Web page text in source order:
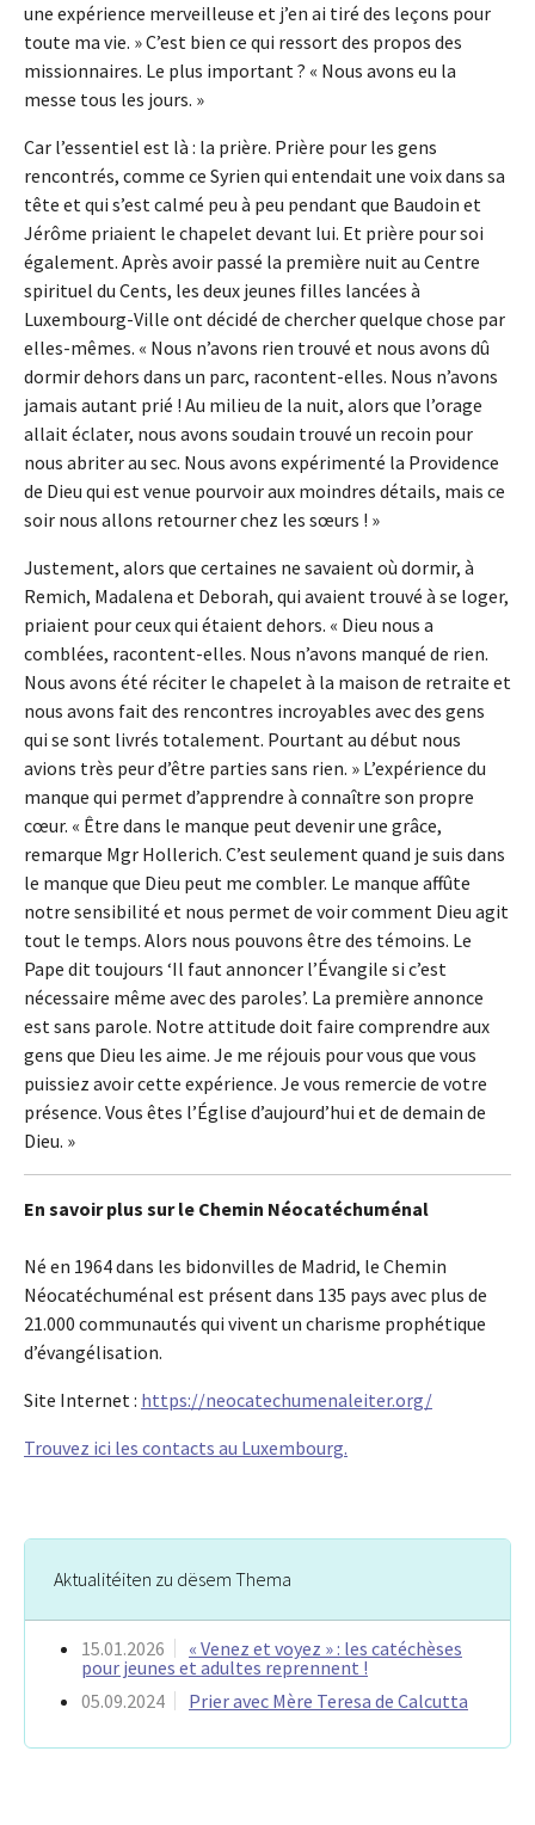
une expérience merveilleuse et j’en ai tiré des leçons pour
toute ma vie. » C’est bien ce qui ressort des propos des
missionnaires. Le plus important ? « Nous avons eu la
messe tous les jours. »
Car l’essentiel est là : la prière. Prière pour les gens
rencontrés, comme ce Syrien qui entendait une voix dans sa
tête et qui s’est calmé peu à peu pendant que Baudoin et
Jérôme priaient le chapelet devant lui. Et prière pour soi
également. Après avoir passé la première nuit au Centre
spirituel du Cents, les deux jeunes filles lancées à
Luxembourg-Ville ont décidé de chercher quelque chose par
elles-mêmes. « Nous n’avons rien trouvé et nous avons dû
dormir dehors dans un parc, racontent-elles. Nous n’avons
jamais autant prié ! Au milieu de la nuit, alors que l’orage
allait éclater, nous avons soudain trouvé un recoin pour
nous abriter au sec. Nous avons expérimenté la Providence
de Dieu qui est venue pourvoir aux moindres détails, mais ce
soir nous allons retourner chez les sœurs ! »
Justement, alors que certaines ne savaient où dormir, à
Remich, Madalena et Deborah, qui avaient trouvé à se loger,
priaient pour ceux qui étaient dehors. « Dieu nous a
comblées, racontent-elles. Nous n’avons manqué de rien.
Nous avons été réciter le chapelet à la maison de retraite et
nous avons fait des rencontres incroyables avec des gens
qui se sont livrés totalement. Pourtant au début nous
avions très peur d’être parties sans rien. » L’expérience du
manque qui permet d’apprendre à connaître son propre
cœur. « Être dans le manque peut devenir une grâce,
remarque Mgr Hollerich. C’est seulement quand je suis dans
le manque que Dieu peut me combler. Le manque affûte
notre sensibilité et nous permet de voir comment Dieu agit
tout le temps. Alors nous pouvons être des témoins. Le
Pape dit toujours ‘Il faut annoncer l’Évangile si c’est
nécessaire même avec des paroles’. La première annonce
est sans parole. Notre attitude doit faire comprendre aux
gens que Dieu les aime. Je me réjouis pour vous que vous
puissiez avoir cette expérience. Je vous remercie de votre
présence. Vous êtes l’Église d’aujourd’hui et de demain de
Dieu. »
En savoir plus sur le Chemin Néocatéchuménal
Né en 1964 dans les bidonvilles de Madrid, le Chemin
Néocatéchuménal est présent dans 135 pays avec plus de
21.000 communautés qui vivent un charisme prophétique
d’évangélisation.
Site Internet : https://neocatechumenaleiter.org/
Trouvez ici les contacts au Luxembourg.
Aktualitéiten zu dësem Thema
15.01.2026
« Venez et voyez » : les catéchèses
pour jeunes et adultes reprennent !
05.09.2024
Prier avec Mère Teresa de Calcutta